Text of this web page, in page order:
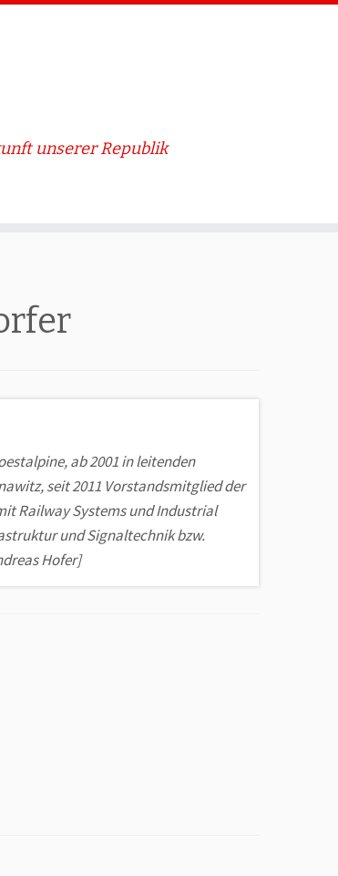
unserer Republik
ab 2001 in leitenden
seit 2011 Vorstandsmitglied der
Railway Systems und Industrial
und Signaltechnik bzw.
Hofer]